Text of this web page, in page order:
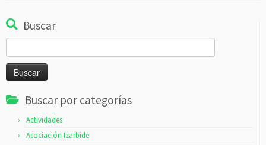
Buscar
Buscar por categorías
Actividades
Asociación Izarbide